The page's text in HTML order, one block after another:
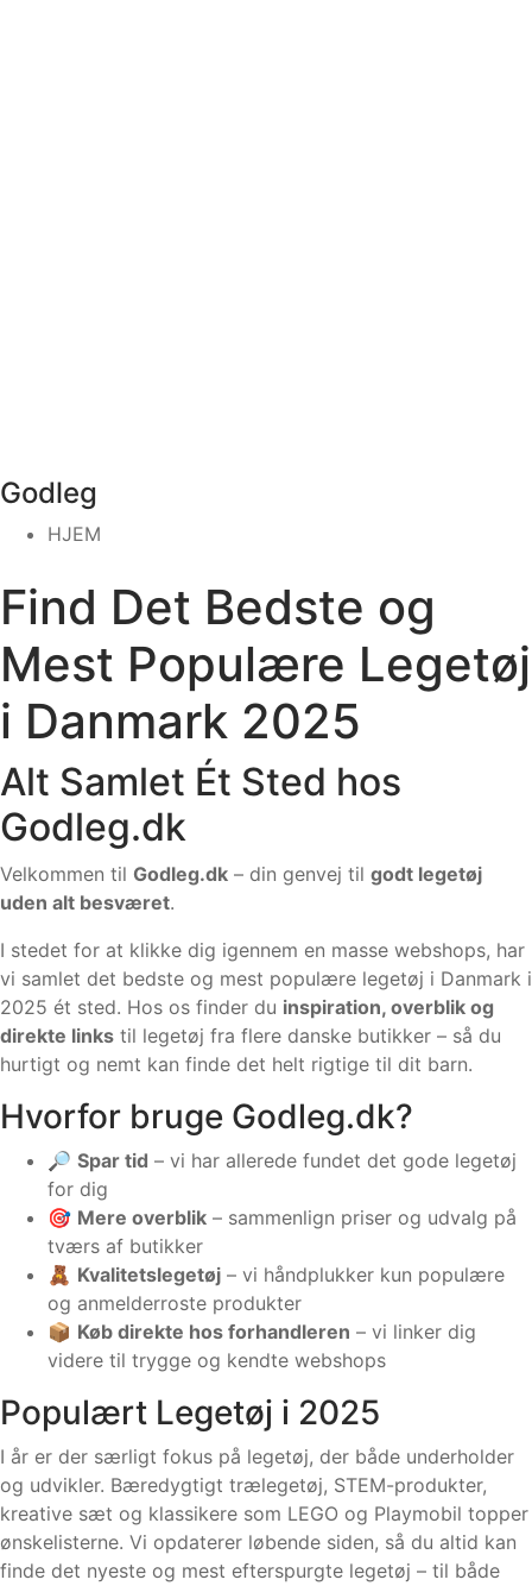
Godleg
HJEM
Find Det Bedste og
Mest Populære Legetøj
i Danmark 2025
Alt Samlet Ét Sted hos
Godleg.dk
Velkommen til Godleg.dk – din genvej til godt legetøj
uden alt besværet.
I stedet for at klikke dig igennem en masse webshops, har
vi samlet det bedste og mest populære legetøj i Danmark i
2025 ét sted. Hos os finder du inspiration, overblik og
direkte links til legetøj fra flere danske butikker – så du
hurtigt og nemt kan finde det helt rigtige til dit barn.
Hvorfor bruge Godleg.dk?
🔎 Spar tid – vi har allerede fundet det gode legetøj
for dig
🎯 Mere overblik – sammenlign priser og udvalg på
tværs af butikker
🧸 Kvalitetslegetøj – vi håndplukker kun populære
og anmelderroste produkter
📦 Køb direkte hos forhandleren – vi linker dig
videre til trygge og kendte webshops
Populært Legetøj i 2025
I år er der særligt fokus på legetøj, der både underholder
og udvikler. Bæredygtigt trælegetøj, STEM-produkter,
kreative sæt og klassikere som LEGO og Playmobil topper
ønskelisterne. Vi opdaterer løbende siden, så du altid kan
finde det nyeste og mest efterspurgte legetøj – til både